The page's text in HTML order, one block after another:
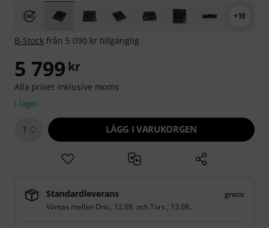
+10
B-Stock från 5 090 kr tillgänglig
5 799 kr
Alla priser inklusive moms
i lager
1 LÄGG I VARUKORGEN
Standardleverans
gratis
Väntas mellan Ons., 12.08. ochTors., 13.08..